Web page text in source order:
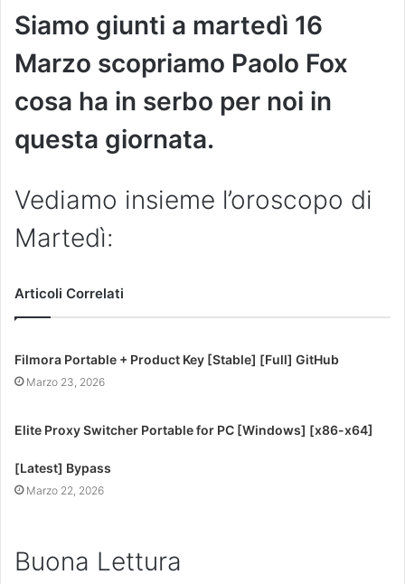
Siamo giunti a martedì 16
Marzo scopriamo Paolo Fox
cosa ha in serbo per noi in
questa giornata.
Vediamo insieme l’oroscopo di
Martedì:
Articoli Correlati
Filmora Portable + Product Key [Stable] [Full] GitHub
Marzo 23, 2026
Elite Proxy Switcher Portable for PC [Windows] [x86-x64]
[Latest] Bypass
Marzo 22, 2026
Buona Lettura